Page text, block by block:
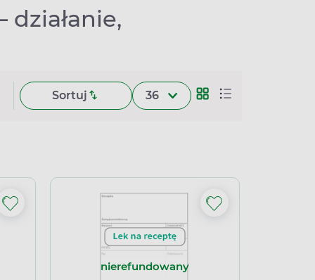
działanie,
Sortuj 36
nierefundowany